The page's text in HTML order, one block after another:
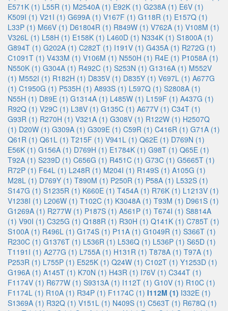
E571K (1) L55R (1) M2540A (1) E92K (1) G238A (1) E6V (1)
K509I (1) V21I (1) G699A (1) V167F (1) G118R (1) E157Q (1)
L33P (1) M66V (1) D61804R (1) R849W (1) V762A (1) V108M (1)
V326L (1) L58H (1) E158K (1) L460D (1) N334K (1) S1800A (1)
G894T (1) G202A (1) C282T (1) I191V (1) G435A (1) R272G (1)
C1091T (1) V433M (1) V106M (1) N550H (1) R4E (1) P1058A (1)
N550K (1) G304A (1) R492C (1) S253N (1) G1316A (1) M552V
(1) M552I (1) R182H (1) D835V (1) D835Y (1) V697L (1) A677G
(1) C1950G (1) P535H (1) A893S (1) L597Q (1) S2808A (1)
N55H (1) D89E (1) G1314A (1) L485W (1) L159F (1) A437G (1)
R92Q (1) V29C (1) L38V (1) G135C (1) A677V (1) C34T (1)
G93R (1) R270H (1) V321A (1) G308V (1) R122W (1) H2507Q
(1) D20W (1) G309A (1) G309E (1) C59R (1) C416R (1) G71A (1)
Q61R (1) Q61L (1) T215F (1) V941L (1) Q62E (1) D769N (1)
E56K (1) G156A (1) D769H (1) E1784K (1) G98T (1) Q65E (1)
T92A (1) S239D (1) C656G (1) R451C (1) G73C (1) G5665T (1)
R72P (1) F64L (1) L248R (1) M204I (1) R149S (1) A105G (1)
M28L (1) D769Y (1) T890M (1) P250R (1) P58A (1) L532S (1)
S147G (1) S1235R (1) K660E (1) T454A (1) R76K (1) L1213V (1)
V1238I (1) L206W (1) T102C (1) K3048A (1) T93M (1) D961S (1)
G1269A (1) R277W (1) P187S (1) A561P (1) T674I (1) S8814A
(1) V90I (1) C325G (1) Q188R (1) R30H (1) Q141K (1) C785T (1)
S100A (1) R496L (1) G174S (1) P11A (1) G1049R (1) S366T (1)
R230C (1) G1376T (1) L536R (1) L536Q (1) L536P (1) S65D (1)
T1191I (1) A277G (1) L755A (1) H131R (1) T878A (1) T97A (1)
P253R (1) L755P (1) E525K (1) Q24W (1) C102T (1) Y1253D (1)
G196A (1) A145T (1) K70N (1) H43R (1) I76V (1) C344T (1)
F1174V (1) R677W (1) S9313A (1) I112T (1) G10V (1) R10C (1)
F1174L (1) R10A (1) R34P (1) F1174C (1) I112M (1) I332E (1)
S1369A (1) R32Q (1) V151L (1) N409S (1) C563T (1) R678Q (1)